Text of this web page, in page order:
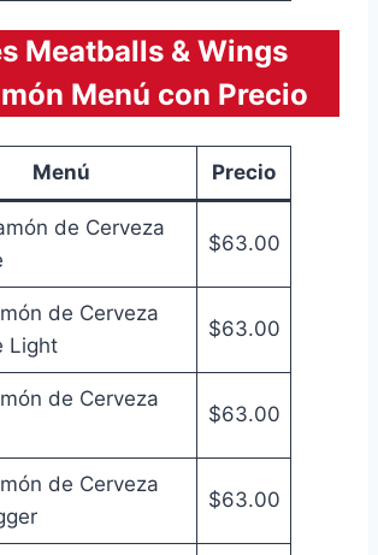
Meatballs & Wings
Menú con Precio
Menú Precio
de Cerveza
$63.00
de Cerveza
Light
$63.00
de Cerveza
$63.00
de Cerveza
$63.00